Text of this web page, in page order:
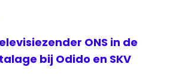
ONS in de
bij Odido en SKV